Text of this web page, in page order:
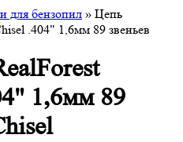
для бензопил » Цепь
.404" 1,6мм 89 звеньев
1,6мм 89